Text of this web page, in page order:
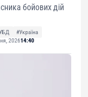
бойових дій
#Україна
202614:40